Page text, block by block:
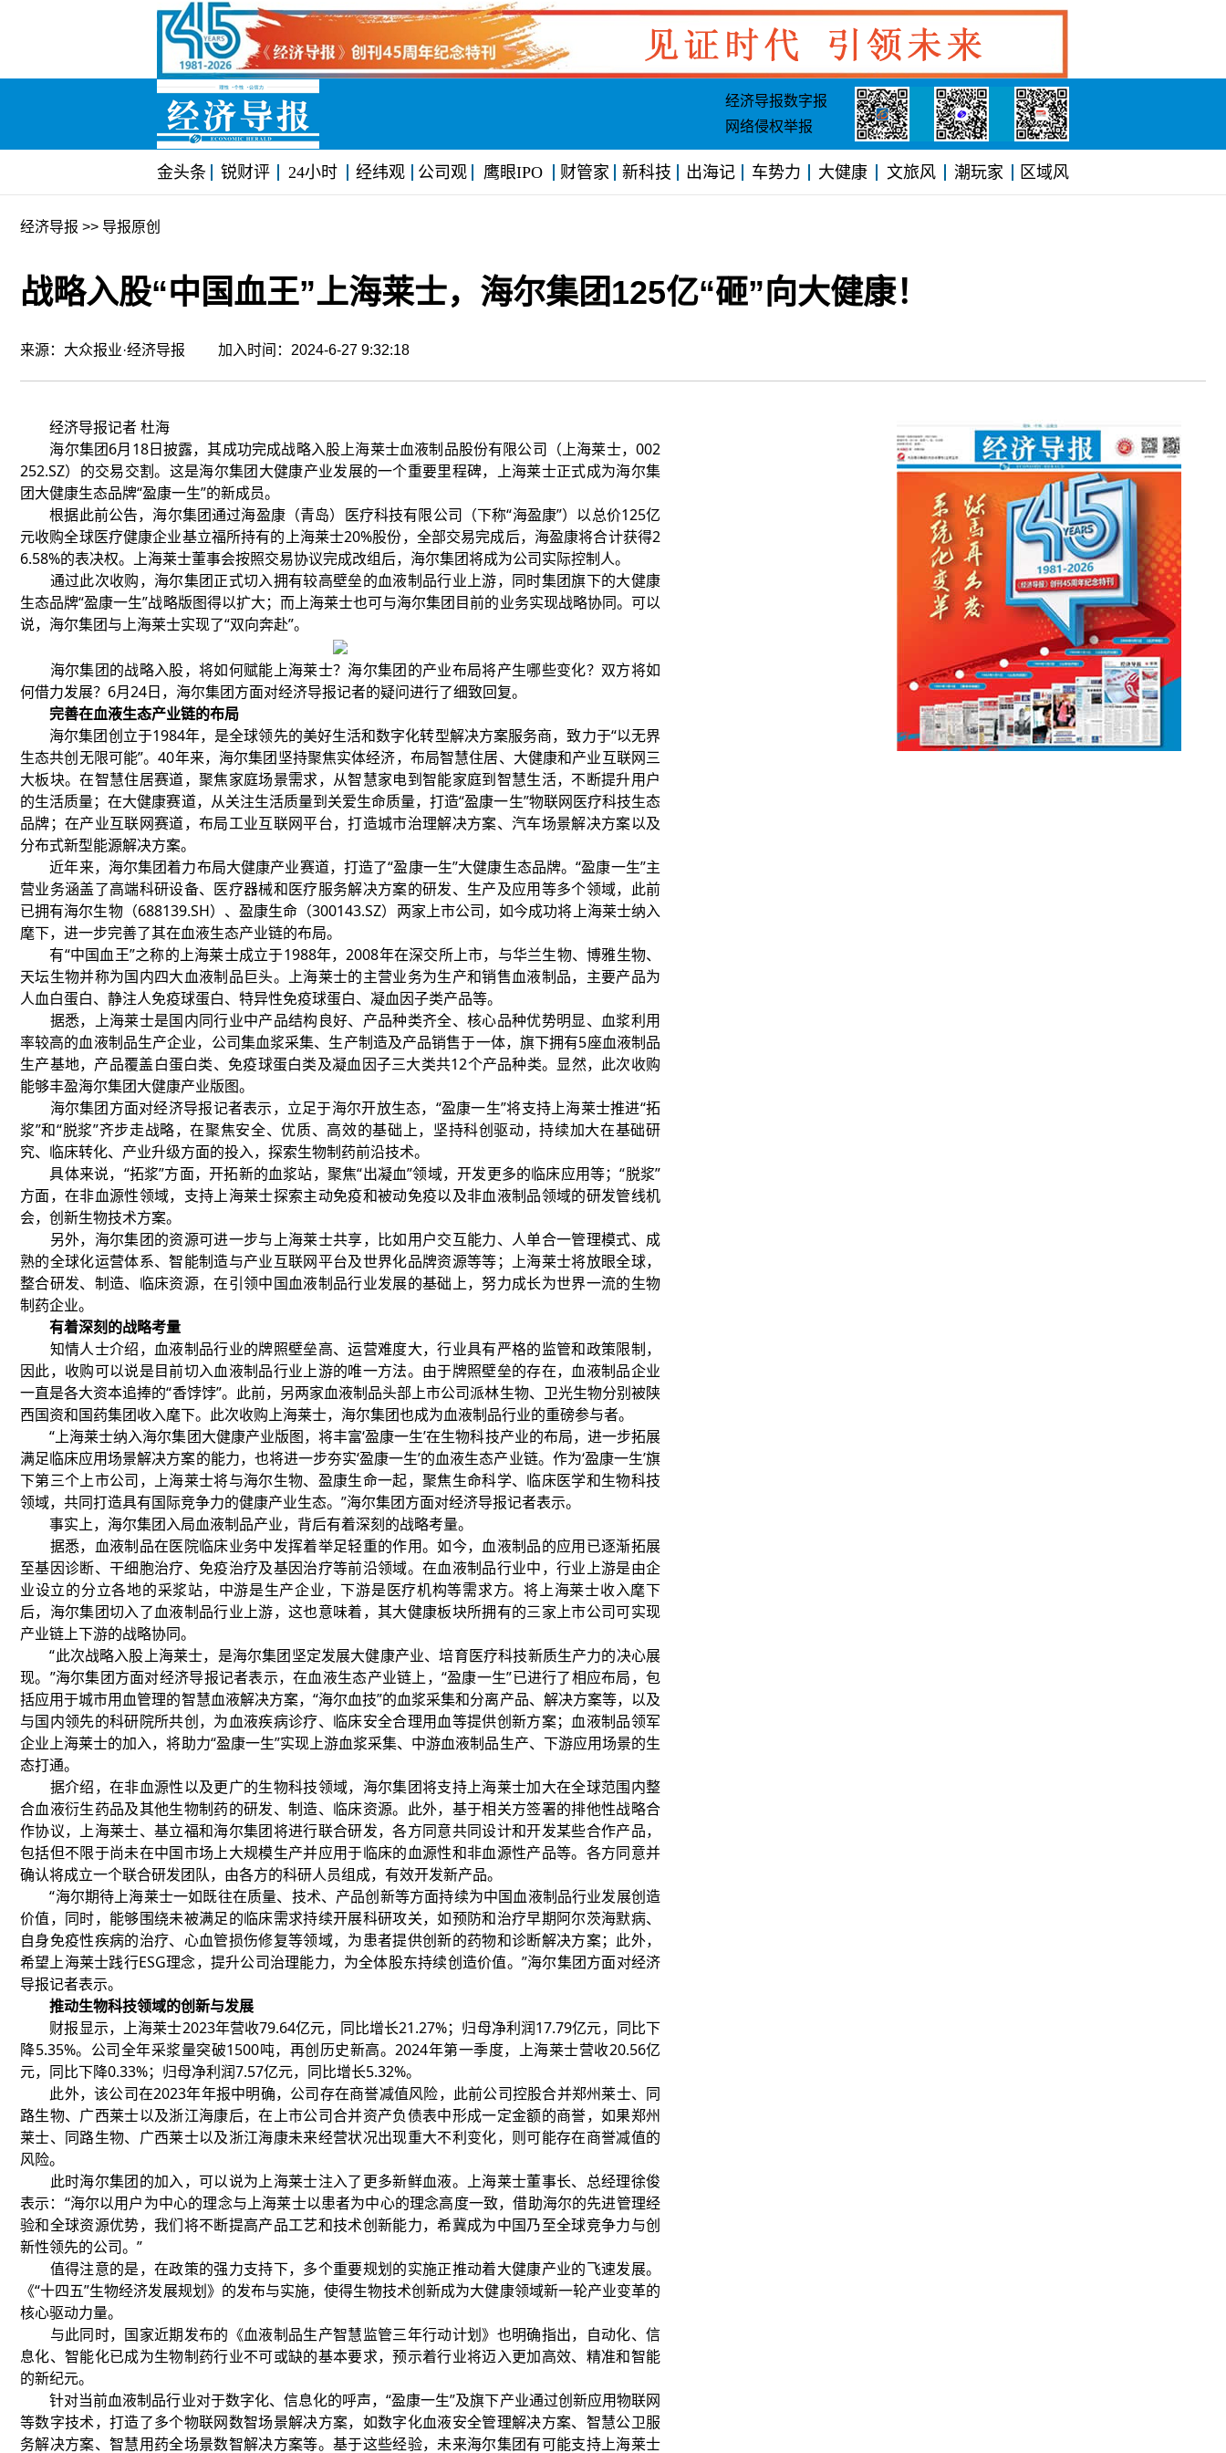
经济导报数字报
网络侵权举报
金头条 锐财评 24小时 经纬观 公司观 鹰眼IPO 财管家 新科技 出海记 车势力 大健康 文旅风 潮玩家 区域风
经济导报 >> 导报原创
战略入股“中国血王”上海莱士，海尔集团125亿“砸”向大健康！
来源：大众报业·经济导报 加入时间：2024-6-27 9:32:18
经济导报记者 杜海
海尔集团6月18日披露，其成功完成战略入股上海莱士血液制品股份有限公司（上海莱士，002
252.SZ）的交易交割。这是海尔集团大健康产业发展的一个重要里程碑，上海莱士正式成为海尔集
团大健康生态品牌“盈康一生”的新成员。
根据此前公告，海尔集团通过海盈康（青岛）医疗科技有限公司（下称“海盈康”）以总价125亿
元收购全球医疗健康企业基立福所持有的上海莱士20%股份，全部交易完成后，海盈康将合计获得2
6.58%的表决权。上海莱士董事会按照交易协议完成改组后，海尔集团将成为公司实际控制人。
通过此次收购，海尔集团正式切入拥有较高壁垒的血液制品行业上游，同时集团旗下的大健康
生态品牌“盈康一生”战略版图得以扩大；而上海莱士也可与海尔集团目前的业务实现战略协同。可以
说，海尔集团与上海莱士实现了“双向奔赴”。
海尔集团的战略入股，将如何赋能上海莱士？海尔集团的产业布局将产生哪些变化？双方将如
何借力发展？6月24日，海尔集团方面对经济导报记者的疑问进行了细致回复。
完善在血液生态产业链的布局
海尔集团创立于1984年，是全球领先的美好生活和数字化转型解决方案服务商，致力于“以无界
生态共创无限可能”。40年来，海尔集团坚持聚焦实体经济，布局智慧住居、大健康和产业互联网三
大板块。在智慧住居赛道，聚焦家庭场景需求，从智慧家电到智能家庭到智慧生活，不断提升用户
的生活质量；在大健康赛道，从关注生活质量到关爱生命质量，打造“盈康一生”物联网医疗科技生态
品牌；在产业互联网赛道，布局工业互联网平台，打造城市治理解决方案、汽车场景解决方案以及
分布式新型能源解决方案。
近年来，海尔集团着力布局大健康产业赛道，打造了“盈康一生”大健康生态品牌。“盈康一生”主
营业务涵盖了高端科研设备、医疗器械和医疗服务解决方案的研发、生产及应用等多个领域，此前
已拥有海尔生物（688139.SH）、盈康生命（300143.SZ）两家上市公司，如今成功将上海莱士纳入
麾下，进一步完善了其在血液生态产业链的布局。
有“中国血王”之称的上海莱士成立于1988年，2008年在深交所上市，与华兰生物、博雅生物、
天坛生物并称为国内四大血液制品巨头。上海莱士的主营业务为生产和销售血液制品，主要产品为
人血白蛋白、静注人免疫球蛋白、特异性免疫球蛋白、凝血因子类产品等。
据悉，上海莱士是国内同行业中产品结构良好、产品种类齐全、核心品种优势明显、血浆利用
率较高的血液制品生产企业，公司集血浆采集、生产制造及产品销售于一体，旗下拥有5座血液制品
生产基地，产品覆盖白蛋白类、免疫球蛋白类及凝血因子三大类共12个产品种类。显然，此次收购
能够丰盈海尔集团大健康产业版图。
海尔集团方面对经济导报记者表示，立足于海尔开放生态，“盈康一生”将支持上海莱士推进“拓
浆”和“脱浆”齐步走战略，在聚焦安全、优质、高效的基础上，坚持科创驱动，持续加大在基础研
究、临床转化、产业升级方面的投入，探索生物制药前沿技术。
具体来说，“拓浆”方面，开拓新的血浆站，聚焦“出凝血”领域，开发更多的临床应用等；“脱浆”
方面，在非血源性领域，支持上海莱士探索主动免疫和被动免疫以及非血液制品领域的研发管线机
会，创新生物技术方案。
另外，海尔集团的资源可进一步与上海莱士共享，比如用户交互能力、人单合一管理模式、成
熟的全球化运营体系、智能制造与产业互联网平台及世界化品牌资源等等；上海莱士将放眼全球，
整合研发、制造、临床资源，在引领中国血液制品行业发展的基础上，努力成长为世界一流的生物
制药企业。
有着深刻的战略考量
知情人士介绍，血液制品行业的牌照壁垒高、运营难度大，行业具有严格的监管和政策限制，
因此，收购可以说是目前切入血液制品行业上游的唯一方法。由于牌照壁垒的存在，血液制品企业
一直是各大资本追捧的“香饽饽”。此前，另两家血液制品头部上市公司派林生物、卫光生物分别被陕
西国资和国药集团收入麾下。此次收购上海莱士，海尔集团也成为血液制品行业的重磅参与者。
“上海莱士纳入海尔集团大健康产业版图，将丰富‘盈康一生’在生物科技产业的布局，进一步拓展
满足临床应用场景解决方案的能力，也将进一步夯实‘盈康一生’的血液生态产业链。作为‘盈康一生’旗
下第三个上市公司，上海莱士将与海尔生物、盈康生命一起，聚焦生命科学、临床医学和生物科技
领域，共同打造具有国际竞争力的健康产业生态。”海尔集团方面对经济导报记者表示。
事实上，海尔集团入局血液制品产业，背后有着深刻的战略考量。
据悉，血液制品在医院临床业务中发挥着举足轻重的作用。如今，血液制品的应用已逐渐拓展
至基因诊断、干细胞治疗、免疫治疗及基因治疗等前沿领域。在血液制品行业中，行业上游是由企
业设立的分立各地的采浆站，中游是生产企业，下游是医疗机构等需求方。将上海莱士收入麾下
后，海尔集团切入了血液制品行业上游，这也意味着，其大健康板块所拥有的三家上市公司可实现
产业链上下游的战略协同。
“此次战略入股上海莱士，是海尔集团坚定发展大健康产业、培育医疗科技新质生产力的决心展
现。”海尔集团方面对经济导报记者表示，在血液生态产业链上，“盈康一生”已进行了相应布局，包
括应用于城市用血管理的智慧血液解决方案，“海尔血技”的血浆采集和分离产品、解决方案等，以及
与国内领先的科研院所共创，为血液疾病诊疗、临床安全合理用血等提供创新方案；血液制品领军
企业上海莱士的加入，将助力“盈康一生”实现上游血浆采集、中游血液制品生产、下游应用场景的生
态打通。
据介绍，在非血源性以及更广的生物科技领域，海尔集团将支持上海莱士加大在全球范围内整
合血液衍生药品及其他生物制药的研发、制造、临床资源。此外，基于相关方签署的排他性战略合
作协议，上海莱士、基立福和海尔集团将进行联合研发，各方同意共同设计和开发某些合作产品，
包括但不限于尚未在中国市场上大规模生产并应用于临床的血源性和非血源性产品等。各方同意并
确认将成立一个联合研发团队，由各方的科研人员组成，有效开发新产品。
“海尔期待上海莱士一如既往在质量、技术、产品创新等方面持续为中国血液制品行业发展创造
价值，同时，能够围绕未被满足的临床需求持续开展科研攻关，如预防和治疗早期阿尔茨海默病、
自身免疫性疾病的治疗、心血管损伤修复等领域，为患者提供创新的药物和诊断解决方案；此外，
希望上海莱士践行ESG理念，提升公司治理能力，为全体股东持续创造价值。”海尔集团方面对经济
导报记者表示。
推动生物科技领域的创新与发展
财报显示，上海莱士2023年营收79.64亿元，同比增长21.27%；归母净利润17.79亿元，同比下
降5.35%。公司全年采浆量突破1500吨，再创历史新高。2024年第一季度，上海莱士营收20.56亿
元，同比下降0.33%；归母净利润7.57亿元，同比增长5.32%。
此外，该公司在2023年年报中明确，公司存在商誉减值风险，此前公司控股合并郑州莱士、同
路生物、广西莱士以及浙江海康后，在上市公司合并资产负债表中形成一定金额的商誉，如果郑州
莱士、同路生物、广西莱士以及浙江海康未来经营状况出现重大不利变化，则可能存在商誉减值的
风险。
此时海尔集团的加入，可以说为上海莱士注入了更多新鲜血液。上海莱士董事长、总经理徐俊
表示：“海尔以用户为中心的理念与上海莱士以患者为中心的理念高度一致，借助海尔的先进管理经
验和全球资源优势，我们将不断提高产品工艺和技术创新能力，希冀成为中国乃至全球竞争力与创
新性领先的公司。”
值得注意的是，在政策的强力支持下，多个重要规划的实施正推动着大健康产业的飞速发展。
《“十四五”生物经济发展规划》的发布与实施，使得生物技术创新成为大健康领域新一轮产业变革的
核心驱动力量。
与此同时，国家近期发布的《血液制品生产智慧监管三年行动计划》也明确指出，自动化、信
息化、智能化已成为生物制药行业不可或缺的基本要求，预示着行业将迈入更加高效、精准和智能
的新纪元。
针对当前血液制品行业对于数字化、信息化的呼声，“盈康一生”及旗下产业通过创新应用物联网
等数字技术，打造了多个物联网数智场景解决方案，如数字化血液安全管理解决方案、智慧公卫服
务解决方案、智慧用药全场景数智解决方案等。基于这些经验，未来海尔集团有可能支持上海莱士